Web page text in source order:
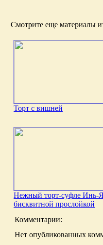
Смотрите еще материалы
Торт с вишней
Нежный торт-суфле Инь-
бисквитной прослойкой
Комментарии:
Нет опубликованных